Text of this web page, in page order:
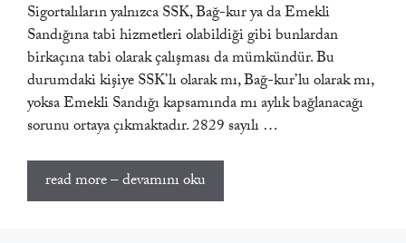
Sigortalıların yalnızca SSK, Bağ-kur ya da Emekli
Sandığına tabi hizmetleri olabildiği gibi bunlardan
birkaçına tabi olarak çalışması da mümkündür. Bu
durumdaki kişiye SSK’lı olarak mı, Bağ-kur’lu olarak mı,
yoksa Emekli Sandığı kapsamında mı aylık bağlanacağı
sorunu ortaya çıkmaktadır. 2829 sayılı …
read more – devamını oku